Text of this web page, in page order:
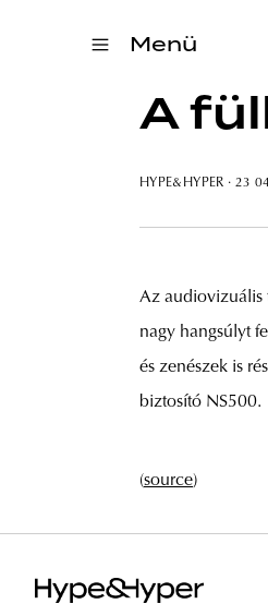
Menü
A
HYPE&HYPER · 23
Az audiovizuális
nagy hangsúlyt
és zenészek is
biztosító NS500.
(source)